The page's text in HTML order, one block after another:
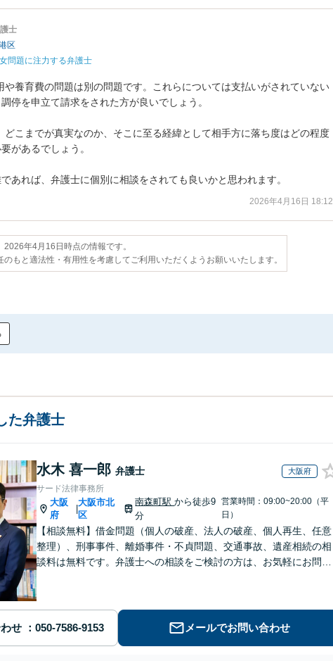
士
区
問題に注力する弁護士
や養育費の問題は別の問題です。これらについては支払いがされていない
停を申立て請求をされた方が良いでしょう。
どこまでが真実なのか、そこに至る経緯として相手方に落ち度はどの程度
があるでしょう。
あれば、弁護士に個別に相談をされても良いかと思われます。
2026年4月16日 18:12
2026年4月16日時点の情報です。
のもと適法性・有用性を考慮してご利用いただくようお願いいたします。
た弁護士
水木 喜一郎 弁護士 大阪府
サード法律事務所
大阪
府
|
大阪市北
区
南森町駅から徒歩9
分
営業時間：09:00~20:00（平
日）
【相談無料】借金問題（個人の破産、法人の破産、個人再生、任意
整理）、刑事事件、離婚事件・不貞問題、交通事故、遺産相続の相
談料は無料です。弁護士への相談をご検討の方は、お気軽にお問い
せ メールでお問い合わせ